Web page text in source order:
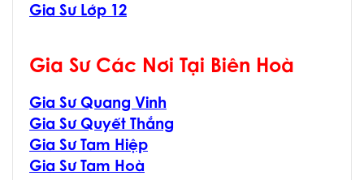
Gia Sư Lớp 12
Gia Sư Các Nơi Tại Biên Hoà
Gia Sư Quang Vinh
Gia Sư Quyết Thắng
Gia Sư Tam Hiệp
Gia Sư Tam Hoà